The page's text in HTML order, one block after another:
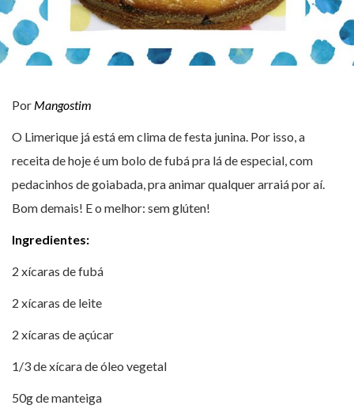
Por Mangostim
O Limerique já está em clima de festa junina. Por isso, a
receita de hoje é um bolo de fubá pra lá de especial, com
pedacinhos de goiabada, pra animar qualquer arraiá por aí.
Bom demais! E o melhor: sem glúten!
Ingredientes:
2 xícaras de fubá
2 xícaras de leite
2 xícaras de açúcar
1/3 de xícara de óleo vegetal
50g de manteiga